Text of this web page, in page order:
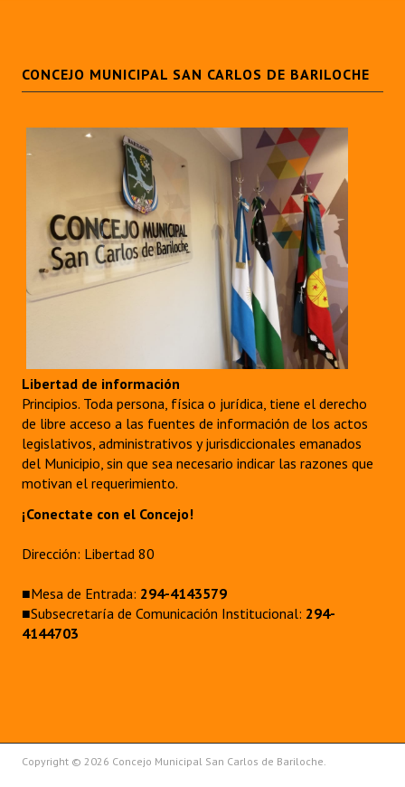
CONCEJO MUNICIPAL SAN CARLOS DE BARILOCHE
Libertad de información
Principios. Toda persona, física o jurídica, tiene el derecho
de libre acceso a las fuentes de información de los actos
legislativos, administrativos y jurisdiccionales emanados
del Municipio, sin que sea necesario indicar las razones que
motivan el requerimiento.
¡Conectate con el Concejo!
Dirección: Libertad 80
■Mesa de Entrada: 294-4143579
■Subsecretaría de Comunicación Institucional: 294-
4144703
Copyright © 2026 Concejo Municipal San Carlos de Bariloche.